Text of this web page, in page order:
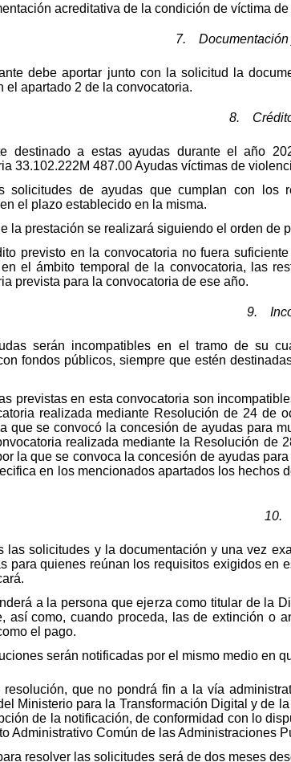
acreditativa de la condición de víctima
7. Documentación
debe aportar junto con la solicitud la
el apartado 2 de la convocatoria.
8.
destinado a estas ayudas durante el año
33.102.222M 487.00 Ayudas víctimas de
solicitudes de ayudas que cumplan con los
el plazo establecido en la misma.
la prestación se realizará siguiendo el orden de
previsto en la convocatoria no fuera
el ámbito temporal de la convocatoria, las
prevista para la convocatoria de ese año.
9.
serán incompatibles en el tramo de su
fondos públicos, siempre que estén
previstas en esta convocatoria son
realizada mediante Resolución de 24 de
que se convocó la concesión de ayudas para
realizada mediante la Resolución de
la que se convoca la concesión de ayudas
en los mencionados apartados los hechos
10.
las solicitudes y la documentación y una vez
para quienes reúnan los requisitos exigidos en
a la persona que ejerza como titular de la
así como, cuando proceda, las de extinción o
el pago.
serán notificadas por el mismo medio en
resolución, que no pondrá fin a la vía
Ministerio para la Transformación Digital y de
de la notificación, de conformidad con lo
Administrativo Común de las Administraciones
resolver las solicitudes será de dos meses